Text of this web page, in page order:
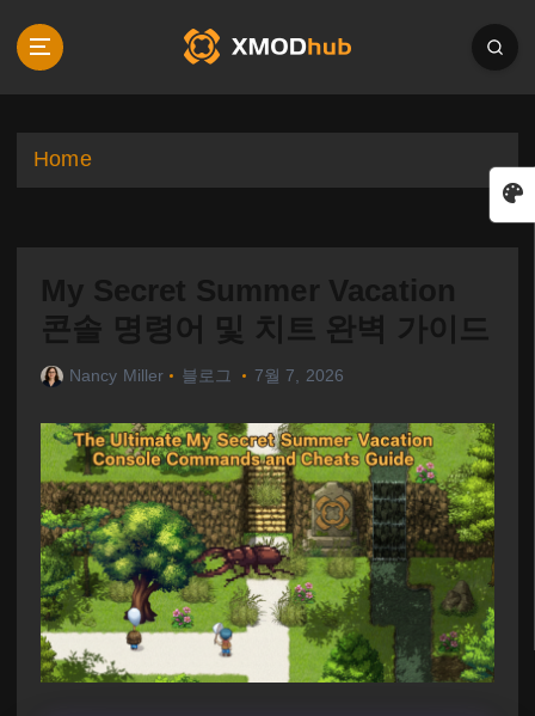
p
Home
My Secret Summer Vacation
콘솔 명령어 및 치트 완벽 가이드
Nancy Miller 블로그 7월 7, 2026